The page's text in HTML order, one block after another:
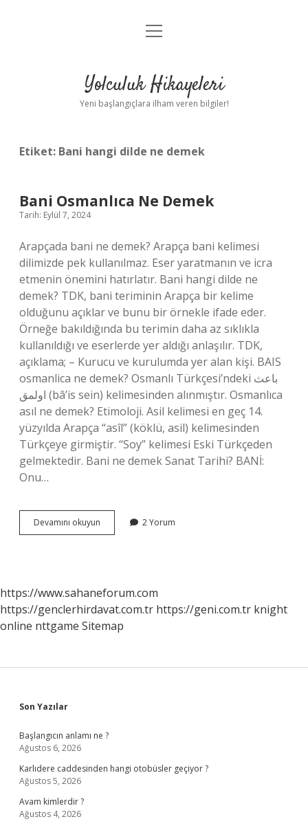
Anasayfa
Yasal Uyarı
menüyü
Yolculuk Hikayeleri
Yeni başlangıçlara ilham veren bilgiler!
Etiket: Bani hangi dilde ne demek
Bani Osmanlıca Ne Demek
Tarih: Eylül 7, 2024
Arapçada bani ne demek? Arapça bani kelimesi
dilimizde pek kullanılmaz. Eser yaratmanın ve icra
etmenin önemini hatırlatır. Bani hangi dilde ne
demek? TDK, bani teriminin Arapça bir kelime
olduğunu açıklar ve bunu bir örnekle ifade eder.
Örneğe bakıldığında bu terimin daha az sıklıkla
kullanıldığı ve eserlerde yer aldığı anlaşılır. TDK,
açıklama; – Kurucu ve kurulumda yer alan kişi. BAIS
osmanlica ne demek? Osmanlı Türkçesi’ndeki باعث
اولمق‎ (bâ’is sein) kelimesinden alınmıştır. Osmanlıca
asıl ne demek? Etimoloji. Asil kelimesi en geç 14.
yüzyılda Arapça “asîl” (köklü, asil) kelimesinden
Türkçeye girmiştir. “Soy” kelimesi Eski Türkçeden
gelmektedir. Bani ne demek Sanat Tarihi? BANİ:
Onu…
Devamını okuyun
Osmanlıca
2 Yorum
https://www.sahaneforum.com
https://genclerhirdavat.com.tr https://geni.com.tr knight
online nttgame Sitemap
Sidebar
Son Yazılar
Başlangıcın anlamı ne ?
Ağustos 6, 2026
Karlıdere caddesinden hangi otobüsler geçiyor ?
Ağustos 5, 2026
Avam kimlerdir ?
Ağustos 4, 2026